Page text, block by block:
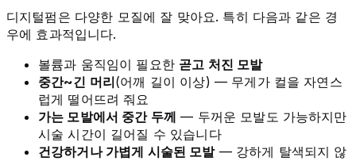
디지털펌은 다양한 모질에 잘 맞아요. 특히 다음과 같은 경
우에 효과적입니다.
볼륨과 움직임이 필요한 곧고 처진 모발
중간~긴 머리(어깨 길이 이상) — 무게가 컬을 자연스
럽게 떨어뜨려 줘요
가는 모발에서 중간 두께 — 두꺼운 모발도 가능하지만
시술 시간이 길어질 수 있습니다
건강하거나 가볍게 시술된 모발— 강하게 탈색되지 않